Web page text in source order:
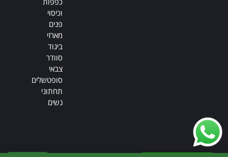
וכיסוי
פנים
מארזי
ביגוד
סוודר
צבאי
סופטשלים
תחתוני
נשים